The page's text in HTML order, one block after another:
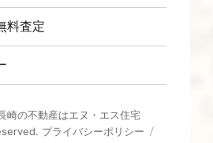
料査定
崎の不動産はエヌ・エス住宅
プライバシーポリシー